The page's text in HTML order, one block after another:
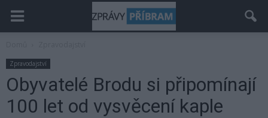
Zpravodajství
Obyvatelé Brodu si připomínají
100 let od vysvěcení kaple